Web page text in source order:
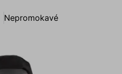
Nepromokavé